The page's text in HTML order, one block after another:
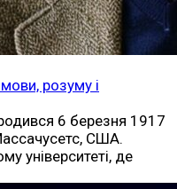
розуму і
6 березня 1917
США.
університеті, де